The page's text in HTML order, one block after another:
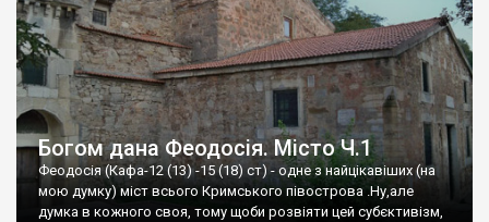
Богом дана Феодосія. Місто Ч.1
Феодосія (Кафа-12 (13) -15 (18) ст) - одне з найцікавіших (на
мою думку) міст всього Кримського півострова .Ну,але
думка в кожного своя, тому щоби розвіяти цей субєктивізм,